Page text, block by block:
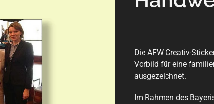
Die AFW Creativ-
Vorbild für eine
ausgezeichnet.
Im Rahmen des